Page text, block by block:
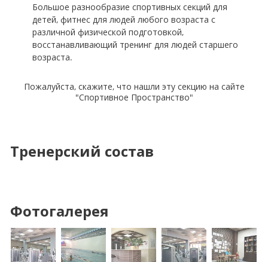
Большое разнообразие спортивных cекций для
детей, фитнес для людей любого возраста с
различной физической подготовкой,
восстанавливающий тренинг для людей старшего
Пожалуйста, скажите, что нашли эту секцию на сайте
"Спортивное Пространство"
Тренерский состав
Фотогалерея